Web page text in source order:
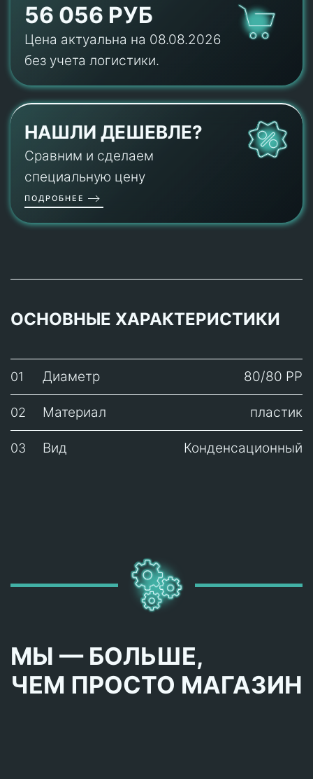
56 056 РУБ
Цена актуальна на 08.08.2026
без учета логистики.
НАШЛИ ДЕШЕВЛЕ?
Сравним и сделаем
специальную цену
ПОДРОБНЕЕ
ОСНОВНЫЕ ХАРАКТЕРИСТИКИ
01 Диаметр 80/80 PP
02 Материал пластик
03 Вид Конденсационный
МЫ — БОЛЬШЕ,
ЧЕМ ПРОСТО МАГАЗИН